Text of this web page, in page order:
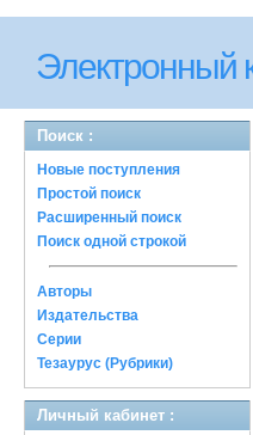
Электронный
Поиск :
Новые поступления
Простой поиск
Расширенный поиск
Поиск одной строкой
Авторы
Издательства
Серии
Тезаурус (Рубрики)
Личный кабинет :